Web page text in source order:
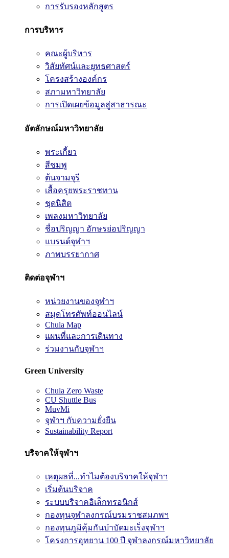
การรับรองหลักสูตร
การบริหาร
คณะผู้บริหาร
วิสัยทัศน์และยุทธศาสตร์
โครงสร้างองค์กร
สภามหาวิทยาลัย
การเปิดเผยข้อมูลสู่สาธารณะ
อัตลักษณ์มหาวิทยาลัย
พระเกี้ยว
สีชมพู
ต้นจามจุรี
เสื้อครุยพระราชทาน
ชุดนิสิต
เพลงมหาวิทยาลัย
ชื่อปริญญา อักษรย่อปริญญา
แบรนด์จุฬาฯ
ภาพบรรยากาศ
ติดต่อจุฬาฯ
หน่วยงานของจุฬาฯ
สมุดโทรศัพท์ออนไลน์
Chula Map
แผนที่และการเดินทาง
ร่วมงานกับจุฬาฯ
Green University
Chula Zero Waste
CU Shuttle Bus
MuvMi
จุฬาฯ กับความยั่งยืน
Sustainability Report
บริจาคให้จุฬาฯ
เหตุผลที่...ทำไมต้องบริจาคให้จุฬาฯ
เริ่มต้นบริจาค
ระบบบริจาคอิเล็กทรอนิกส์
กองทุนจุฬาลงกรณ์บรมราชสมภพฯ
กองทุนภูมิคุ้มกันบำบัดมะเร็งจุฬาฯ
โครงการอุทยาน 100 ปี จุฬาลงกรณ์มหาวิทยาลัย